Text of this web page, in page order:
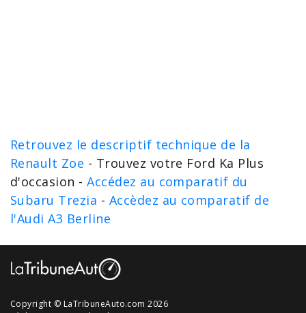
Retrouvez le descriptif technique de la
Renault Zoe - Trouvez votre Ford Ka Plus
d'occasion -Accédez au comparatif du
Subaru Trezia - Accèdez au comparatif de
l'Audi A3 Berline
Copyright © LaTribuneAuto.com 2026